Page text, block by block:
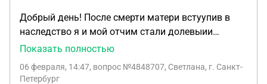
Добрый день! После смерти матери встуупив в
наследство я и мой отчим стали долевыии
собственниками 1/2.есть родной сын
прописать своего не совершеннолетнего сына тут
Показать полностью
06 февраля, 14:47, вопрос №4848707, Светлана, г. Санкт-
Петербург